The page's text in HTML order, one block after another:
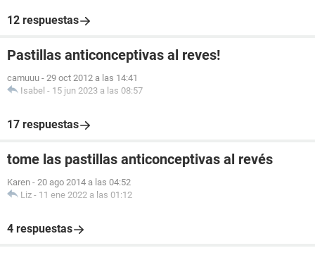
12 respuestas
Pastillas anticonceptivas al reves!
camuuu - 29 oct 2012 a las 14:41
Isabel - 15 jun 2023 a las 08:57
17 respuestas
tome las pastillas anticonceptivas al revés
Karen - 20 ago 2014 a las 04:52
Liz - 11 ene 2022 a las 01:12
4 respuestas